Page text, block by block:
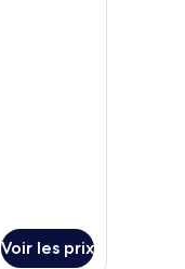
Voir les prix